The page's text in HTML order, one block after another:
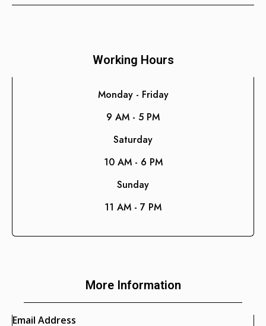
Recursos Humanos
Consultoría de Gestión
Manufactura y Producción
Comunicación y Entretenimiento
Energía y Servicios Públicos
Working Hours
Monday - Friday
9 AM - 5 PM
Saturday
10 AM - 6 PM
Sunday
11 AM - 7 PM
More Information
Email Address